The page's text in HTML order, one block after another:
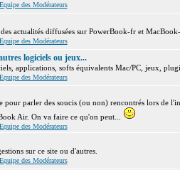
Equipe des Modérateurs
actualités diffusées sur PowerBook-fr et
Equipe des Modérateurs
logiciels ou jeux...
applications, softs équivalents Mac/PC, jeux,
Equipe des Modérateurs
pour parler des soucis (ou non) rencontrés lors de
Air. On va faire ce qu'on peut...
Equipe des Modérateurs
sur ce site ou d'autres.
Equipe des Modérateurs